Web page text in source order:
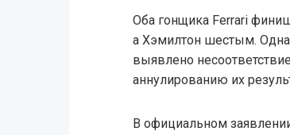
Оба гонщика Ferrari
а Хэмилтон шестым.
выявлено
аннулированию их
В официальном